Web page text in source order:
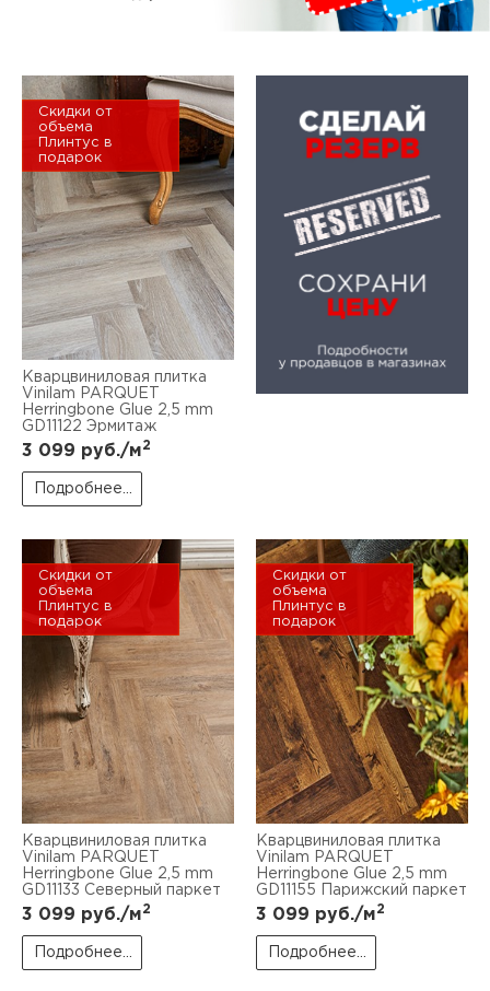
Скидки от
объема
Плинтус в
подарок
Кварцвиниловая плитка
Vinilam PARQUET
Herringbone Glue 2,5 mm
GD11122 Эрмитаж
3 099 руб./м2
Подробнее...
Скидки от
объема
Плинтус в
подарок
Кварцвиниловая плитка
Vinilam PARQUET
Herringbone Glue 2,5 mm
GD11133 Северный паркет
3 099 руб./м2
Подробнее...
Скидки от
объема
Плинтус в
подарок
Кварцвиниловая плитка
Vinilam PARQUET
Herringbone Glue 2,5 mm
GD11155 Парижский паркет
3 099 руб./м2
Подробнее...